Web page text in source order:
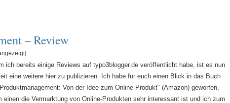
– Review
ich bereits einige Reviews auf typo3blogger.de veröffentlicht habe, ist es nun
eine weitere hier zu publizieren. Ich habe für euch einen Blick in das Buch
Von der Idee zum Online-Produkt" (Amazon) geworfen,
einen die Vermarktung von Online-Produkten sehr interessant ist und ich zum